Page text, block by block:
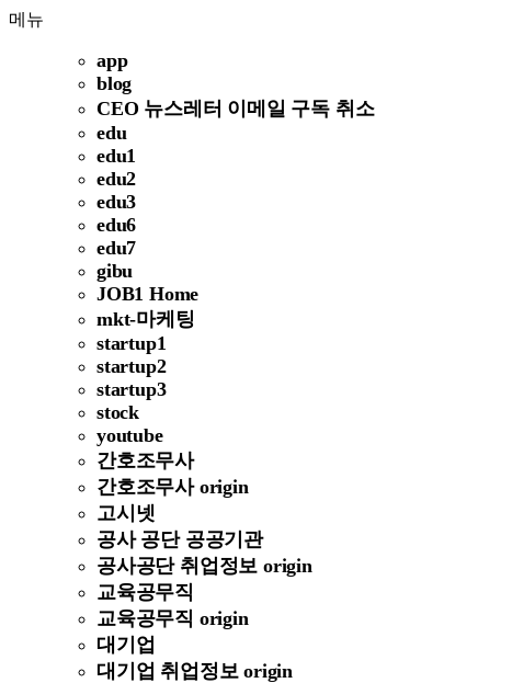
메뉴
app
blog
CEO 뉴스레터 이메일 구독 취소
edu
edu1
edu2
edu3
edu6
edu7
gibu
JOB1 Home
mkt-마케팅
startup1
startup2
startup3
stock
youtube
간호조무사
간호조무사 origin
고시넷
공사 공단 공공기관
공사공단 취업정보 origin
교육공무직
교육공무직 origin
대기업
대기업 취업정보 origin